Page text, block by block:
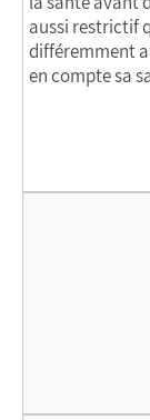
aussi restrictif
différemment
en compte sa